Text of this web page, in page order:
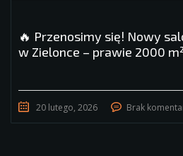
🔥 Przenosimy się! Nowy
w Zielonce – prawie 2000
20 lutego, 2026 Brak